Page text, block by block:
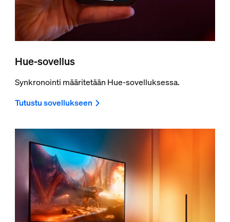
Hue-sovellus
Synkronointi määritetään Hue-sovelluksessa.
Tutustu sovellukseen